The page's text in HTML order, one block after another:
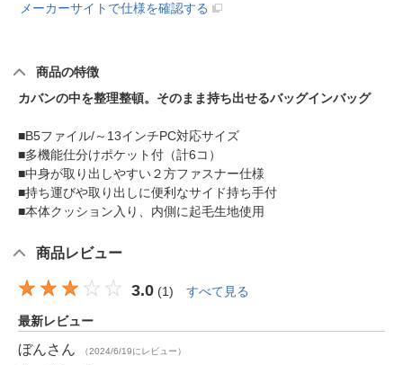
メーカーサイトで仕様を確認する
商品の特徴
カバンの中を整理整頓。そのまま持ち出せるバッグインバッグ
■B5ファイル/～13インチPC対応サイズ
■多機能仕分けポケット付（計6コ）
■中身が取り出しやすい２方ファスナー仕様
■持ち運びや取り出しに便利なサイド持ち手付
■本体クッション入り、内側に起毛生地使用
商品レビュー
3.0 (1) すべて見る
最新レビュー
ぼんさん （2024/6/19にレビュー）